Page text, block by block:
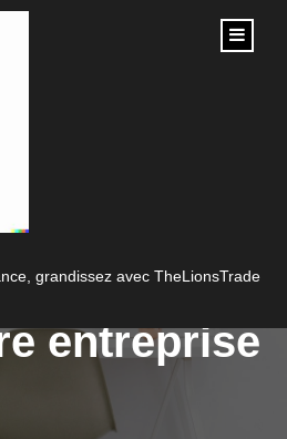
grandissez avec TheLionsTrade
un expert
digital
entreprise